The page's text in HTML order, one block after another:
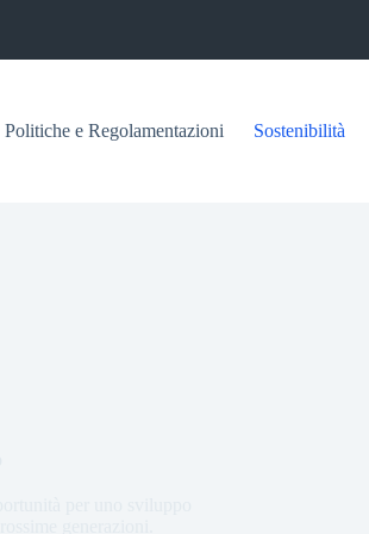
Politiche e Regolamentazioni Sostenibilità